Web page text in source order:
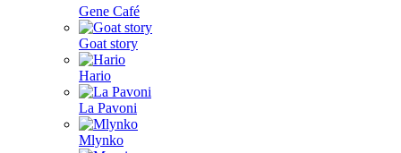
Gene Café
Goat story
Hario
La Pavoni
Mlynko